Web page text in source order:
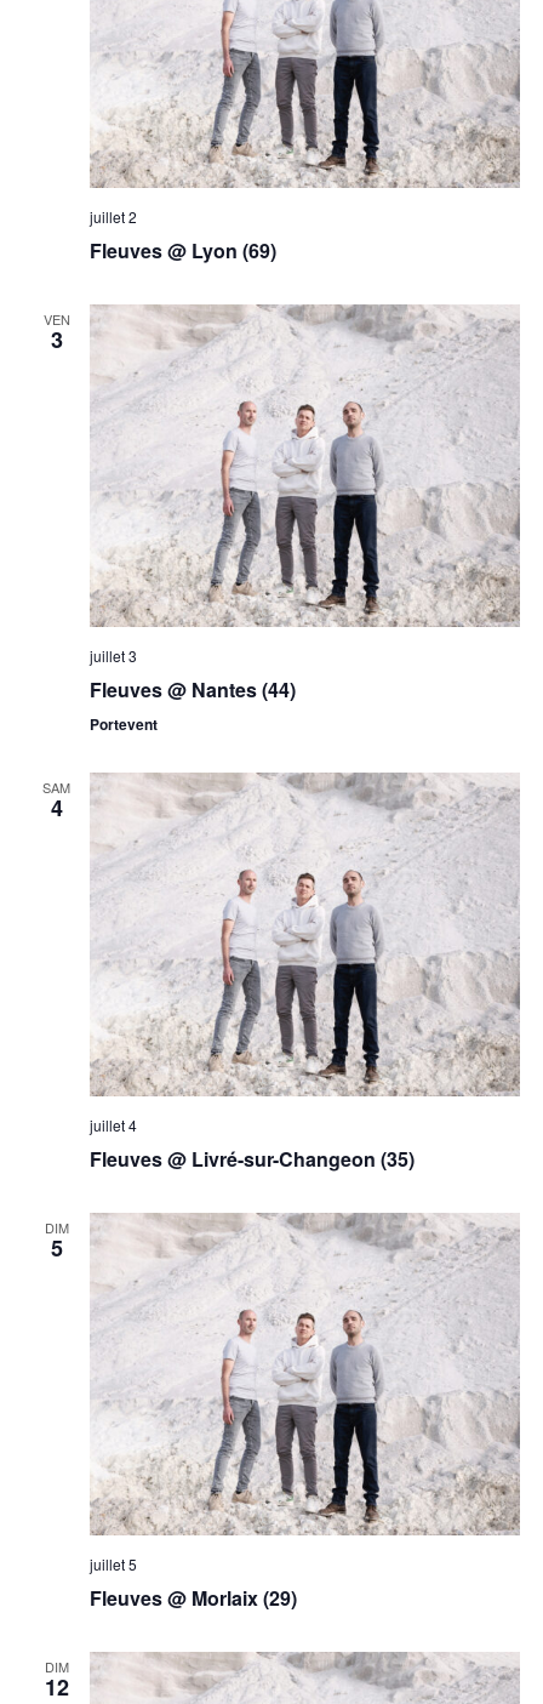
juillet 2
Fleuves @ Lyon (69)
VEN
3
juillet 3
Fleuves @ Nantes (44)
Portevent
SAM
4
juillet 4
Fleuves @ Livré-sur-Changeon (35)
DIM
5
juillet 5
Fleuves @ Morlaix (29)
DIM
12